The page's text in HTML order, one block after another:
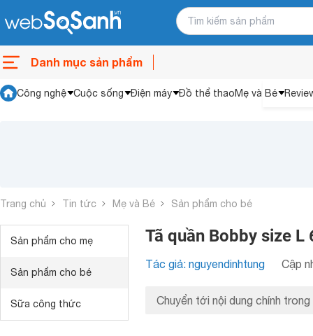
Danh mục sản phẩm
Công nghệ Cuộc sống Điện máy Đồ thể thaoMẹ và Bé
Trang chủ Tin tức Mẹ và Bé Sản phẩm cho bé
Sản phẩm cho mẹ
Sản phẩm cho bé
Sữa công thức
Tã quần Bobby size
Tác giả: nguyendinhtung Cập
Chuyển tới nội dung chính trong